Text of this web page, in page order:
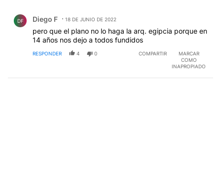
DF Diego F 18 DE JUNIO DE 2022
pero que el plano no lo haga la arq. egipcia porque en
14 años nos dejo a todos fundidos
RESPONDER 4 0 COMPARTIR
MARCAR
COMO
INAPROPIADO